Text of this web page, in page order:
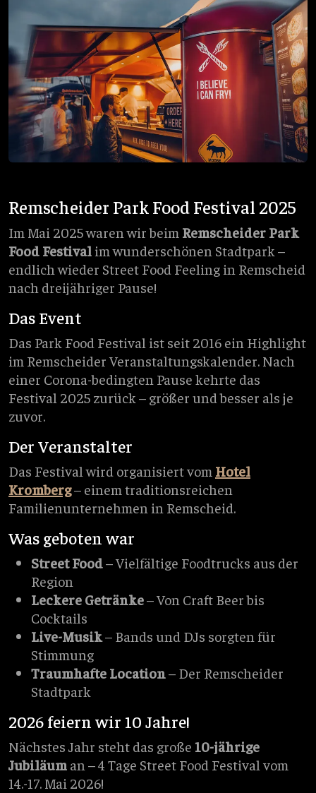
Remscheider Park Food Festival 2025
Im Mai 2025 waren wir beim Remscheider Park
Food Festival im wunderschönen Stadtpark –
endlich wieder Street Food Feeling in Remscheid
nach dreijähriger Pause!
Das Event
Das Park Food Festival ist seit 2016 ein Highlight
im Remscheider Veranstaltungskalender. Nach
einer Corona-bedingten Pause kehrte das
Festival 2025 zurück – größer und besser als je
zuvor.
Der Veranstalter
Das Festival wird organisiert vom Hotel
Kromberg– einem traditionsreichen
Familienunternehmen in Remscheid.
Was geboten war
Street Food– Vielfältige Foodtrucks aus der
Region
Leckere Getränke– Von Craft Beer bis
Cocktails
Live-Musik– Bands und DJs sorgten für
Stimmung
Traumhafte Location– Der Remscheider
Stadtpark
2026 feiern wir 10 Jahre!
Nächstes Jahr steht das große 10-jährige
Jubiläum an – 4 Tage Street Food Festival vom
14.-17. Mai 2026!